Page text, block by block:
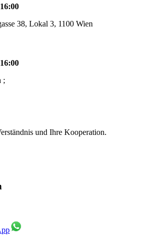
38, Lokal 3, 1100 Wien
;
und Ihre Kooperation.